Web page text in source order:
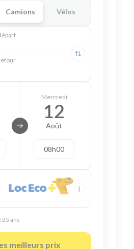
Camions Vélos
Mercredi
12
Août
08h00
25 ans
meilleurs prix